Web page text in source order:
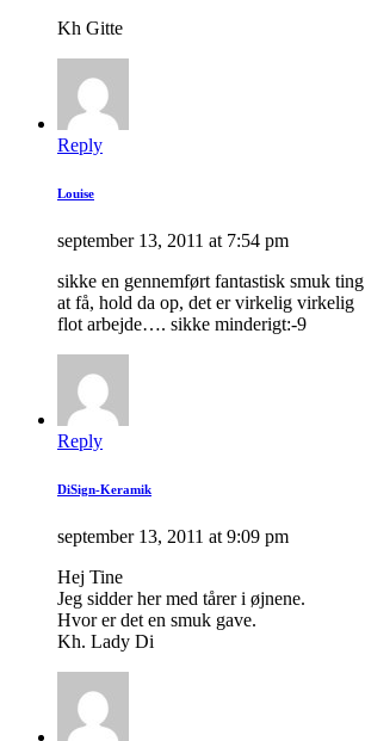
Kh Gitte
Reply
Louise
september 13, 2011 at 7:54 pm
sikke en gennemført fantastisk smuk ting
at få, hold da op, det er virkelig virkelig
flot arbejde…. sikke minderigt:-9
Reply
DiSign-Keramik
september 13, 2011 at 9:09 pm
Hej Tine
Jeg sidder her med tårer i øjnene.
Hvor er det en smuk gave.
Kh. Lady Di